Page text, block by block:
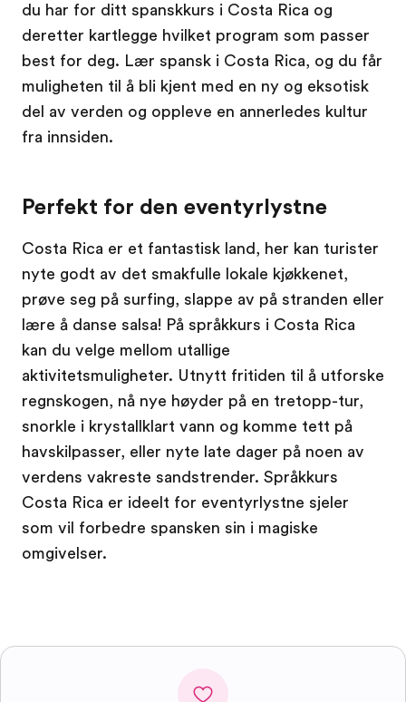
du har for ditt spanskkurs i Costa Rica og
deretter kartlegge hvilket program som passer
best for deg. Lær spansk i Costa Rica, og du får
muligheten til å bli kjent med en ny og eksotisk
del av verden og oppleve en annerledes kultur
fra innsiden.
Perfekt for den eventyrlystne
Costa Rica er et fantastisk land, her kan turister
nyte godt av det smakfulle lokale kjøkkenet,
prøve seg på surfing, slappe av på stranden eller
lære å danse salsa! På språkkurs i Costa Rica
kan du velge mellom utallige
aktivitetsmuligheter. Utnytt fritiden til å utforske
regnskogen, nå nye høyder på en tretopp-tur,
snorkle i krystallklart vann og komme tett på
havskilpasser, eller nyte late dager på noen av
verdens vakreste sandstrender. Språkkurs
Costa Rica er ideelt for eventyrlystne sjeler
som vil forbedre spansken sin i magiske
omgivelser.